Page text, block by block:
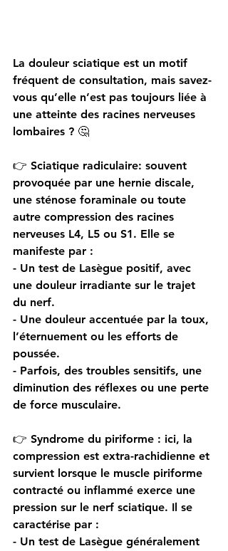
La douleur sciatique est un motif
fréquent de consultation, mais savez-
vous qu’elle n’est pas toujours liée à
une atteinte des racines nerveuses
lombaires ? 🤔
👉 Sciatique radiculaire: souvent
provoquée par une hernie discale,
une sténose foraminale ou toute
autre compression des racines
nerveuses L4, L5 ou S1. Elle se
manifeste par :
- Un test de Lasègue positif, avec
une douleur irradiante sur le trajet
du nerf.
- Une douleur accentuée par la toux,
l’éternuement ou les efforts de
poussée.
- Parfois, des troubles sensitifs, une
diminution des réflexes ou une perte
de force musculaire.
👉 Syndrome du piriforme : ici, la
compression est extra-rachidienne et
survient lorsque le muscle piriforme
contracté ou inflammé exerce une
pression sur le nerf sciatique. Il se
caractérise par :
- Un test de Lasègue généralement